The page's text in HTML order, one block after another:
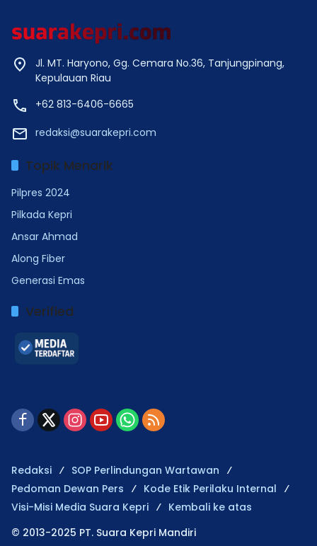
Jl. MT. Haryono, Gg. Cemara No.36, Tanjungpinang,
Kepulauan Riau
+62 813-6406-6665
redaksi@suarakepri.com
Topik Menarik
Pilpres 2024
Pilkada Kepri
Ansar Ahmad
Along Fiber
Generasi Emas
Verified
Redaksi
SOP Perlindungan Wartawan
Pedoman Dewan Pers
Kode Etik Perilaku Internal
Visi-Misi Media Suara Kepri
Kembali ke atas
© 2013-2025 PT. Suara Kepri Mandiri